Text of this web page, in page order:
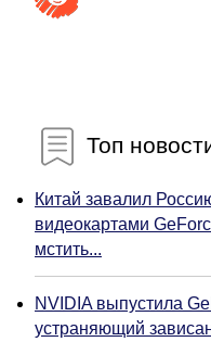
Топ
Китай завалил
видеокартами
мстить...
NVIDIA выпустила
устраняющий